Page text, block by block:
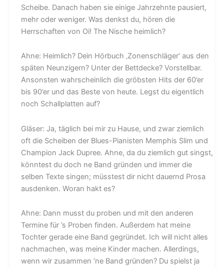
Scheibe. Danach haben sie einige Jahrzehnte pausiert,
mehr oder weniger. Was denkst du, hören die
Herrschaften von Oi! The Nische heimlich?
Ahne: Heimlich? Dein Hörbuch ‚Zonenschläger‘ aus den
späten Neunzigern? Unter der Bettdecke? Vorstellbar.
Ansonsten wahrscheinlich die gröbsten Hits der 60’er
bis 90’er und das Beste von heute. Legst du eigentlich
noch Schallplatten auf?
Gläser: Ja, täglich bei mir zu Hause, und zwar ziemlich
oft die Scheiben der Blues-Pianisten Memphis Slim und
Champion Jack Dupree. Ahne, da du ziemlich gut singst,
könntest du doch ne Band gründen und immer die
selben Texte singen; müsstest dir nicht dauernd Prosa
ausdenken. Woran hakt es?
Ahne: Dann musst du proben und mit den anderen
Termine für ’s Proben finden. Außerdem hat meine
Tochter gerade eine Band gegründet. Ich will nicht alles
nachmachen, was meine Kinder machen. Allerdings,
wenn wir zusammen ’ne Band gründen? Du spielst ja